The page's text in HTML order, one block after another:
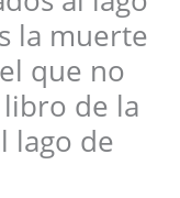
la muerte
que no
de la
lago de